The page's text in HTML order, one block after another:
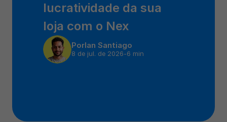
lucratividade da sua
loja com o Nex
PorIan Santiago
8 de jul. de 2026-6 min